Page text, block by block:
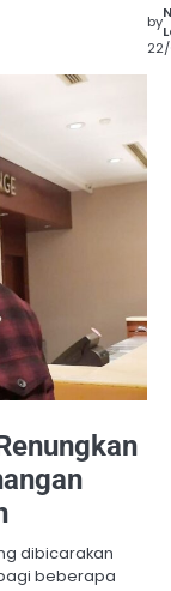
by
dibicarakan
beberapa